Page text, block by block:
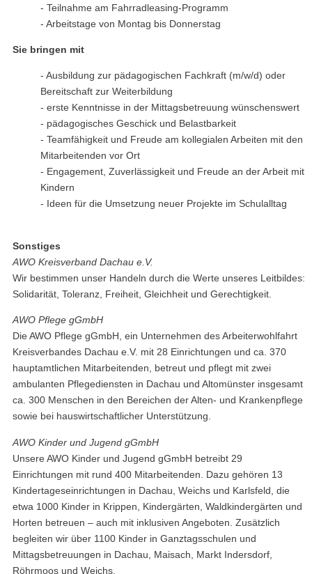
- Teilnahme am Fahrradleasing-Programm
- Arbeitstage von Montag bis Donnerstag
Sie bringen mit
- Ausbildung zur pädagogischen Fachkraft (m/w/d) oder
Bereitschaft zur Weiterbildung
- erste Kenntnisse in der Mittagsbetreuung wünschenswert
- pädagogisches Geschick und Belastbarkeit
- Teamfähigkeit und Freude am kollegialen Arbeiten mit den
Mitarbeitenden vor Ort
- Engagement, Zuverlässigkeit und Freude an der Arbeit mit
Kindern
- Ideen für die Umsetzung neuer Projekte im Schulalltag
Sonstiges
AWO Kreisverband Dachau e.V.
Wir bestimmen unser Handeln durch die Werte unseres Leitbildes:
Solidarität, Toleranz, Freiheit, Gleichheit und Gerechtigkeit.
AWO Pflege gGmbH
Die AWO Pflege gGmbH, ein Unternehmen des Arbeiterwohlfahrt
Kreisverbandes Dachau e.V. mit 28 Einrichtungen und ca. 370
hauptamtlichen Mitarbeitenden, betreut und pflegt mit zwei
ambulanten Pflegediensten in Dachau und Altomünster insgesamt
ca. 300 Menschen in den Bereichen der Alten- und Krankenpflege
sowie bei hauswirtschaftlicher Unterstützung.
AWO Kinder und Jugend gGmbH
Unsere AWO Kinder und Jugend gGmbH betreibt 29
Einrichtungen mit rund 400 Mitarbeitenden. Dazu gehören 13
Kindertageseinrichtungen in Dachau, Weichs und Karlsfeld, die
etwa 1000 Kinder in Krippen, Kindergärten, Waldkindergärten und
Horten betreuen – auch mit inklusiven Angeboten. Zusätzlich
begleiten wir über 1100 Kinder in Ganztagsschulen und
Mittagsbetreuungen in Dachau, Maisach, Markt Indersdorf,
Röhrmoos und Weichs.